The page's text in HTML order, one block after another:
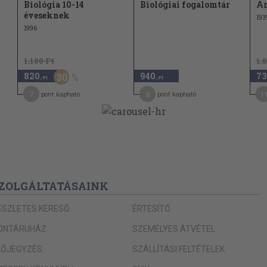
91
a
Biológia 10-14
éveseknek
1996
1.180 Ft
820 ,-Ft 30
pont kapható
Biológiai fogalomtár
940 ,-Ft
pont kapható
KERESŐ ÉRTESÍTŐ
SZEMÉLYES ÁTVÉTEL
SZÁLLÍTÁSI FELTÉTELEK